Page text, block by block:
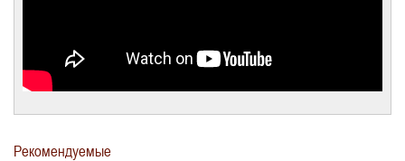
Рекомендуемые